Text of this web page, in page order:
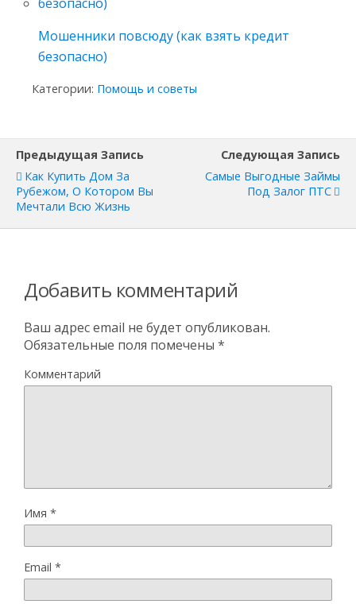
Мошенники повсюду (как взять кредит
безопасно)
Категории: Помощь и советы
Предыдущая Запись
Как Купить Дом За
Рубежом, О Котором Вы
Мечтали Всю Жизнь
Следующая Запись
Самые Выгодные Займы
Под Залог ПТС
Добавить комментарий
Ваш адрес email не будет опубликован.
Обязательные поля помечены *
Комментарий
Имя *
Email *